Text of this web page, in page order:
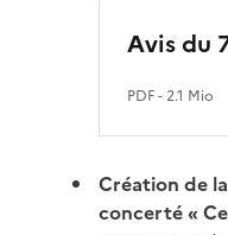
Avis du
PDF- 2.1 Mio
Création de
concerté «